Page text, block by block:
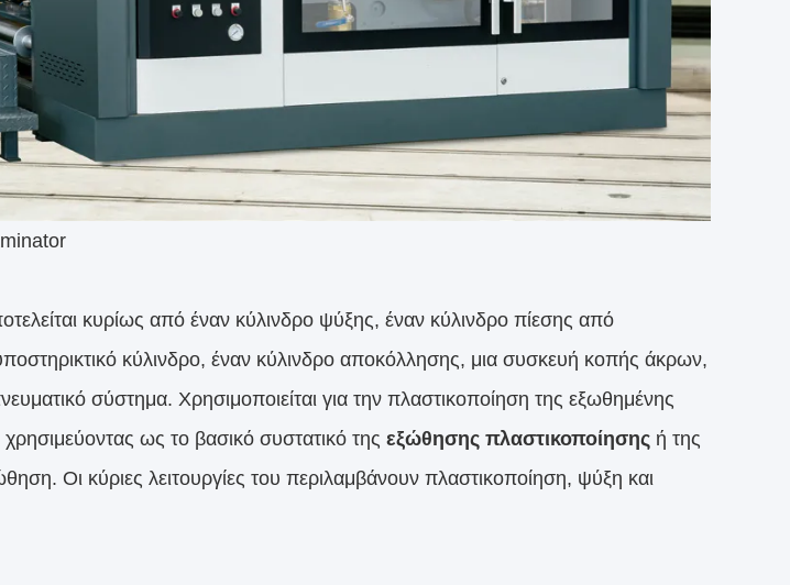
κυρίως από έναν κύλινδρο ψύξης, έναν κύλινδρο πίεσης από
κύλινδρο, έναν κύλινδρο αποκόλλησης, μια συσκευή κοπής άκρων,
σύστημα. Χρησιμοποιείται για την πλαστικοποίηση της εξωθημένης
ως το βασικό συστατικό της εξώθησης πλαστικοποίησης ή της
Οι κύριες λειτουργίες του περιλαμβάνουν πλαστικοποίηση, ψύξη και